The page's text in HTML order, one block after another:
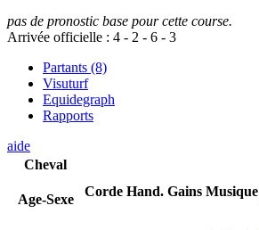
pas de pronostic base pour cette course.
Arrivée officielle : 4 - 2 - 6 - 3
Partants (8)
Visuturf
Equidegraph
Rapports
aide
Cheval
Age-Sexe
Corde Hand. Gains Musique